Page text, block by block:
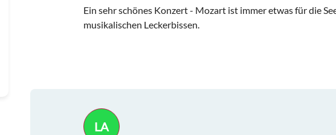
Ein sehr schönes Konzert - Mozart ist immer etwas für die
musikalischen Leckerbissen.
LA